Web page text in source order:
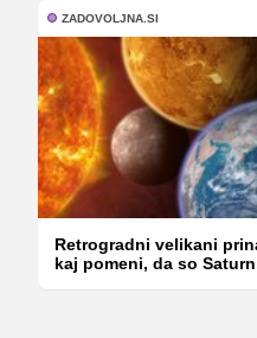
ZADOVOLJNA.SI
Retrogradni velikani
kaj pomeni, da so